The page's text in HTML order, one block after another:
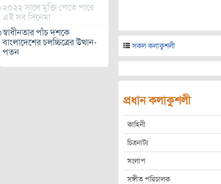
২০২২ সালে মুক্তি পেতে পারে
এই সব সিনেমা
স্বাধীনতার পাঁচ দশকে
বাংলাদেশের চলচ্চিত্রের উত্থান-
পতন
সকল কলাকুশলী
প্রধান কলাকুশলী
কাহিনী
চিত্রনাট্য
সংলাপ
সঙ্গীত পরিচালক